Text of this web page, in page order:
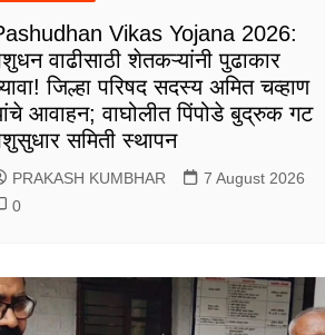
Vikas Yojana 2026:
वाढीसाठी शेतकऱ्यांनी पुढाकार
जिल्हा परिषद सदस्य अमित चव्हाण
आवाहन; वाघोलीत पिंपोडे बुद्रुक गट
समिती स्थापन
PRAKASH KUMBHAR
7 August 2026
0